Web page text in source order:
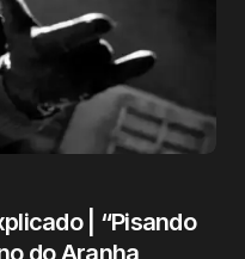
| “Pisando
do Aranha